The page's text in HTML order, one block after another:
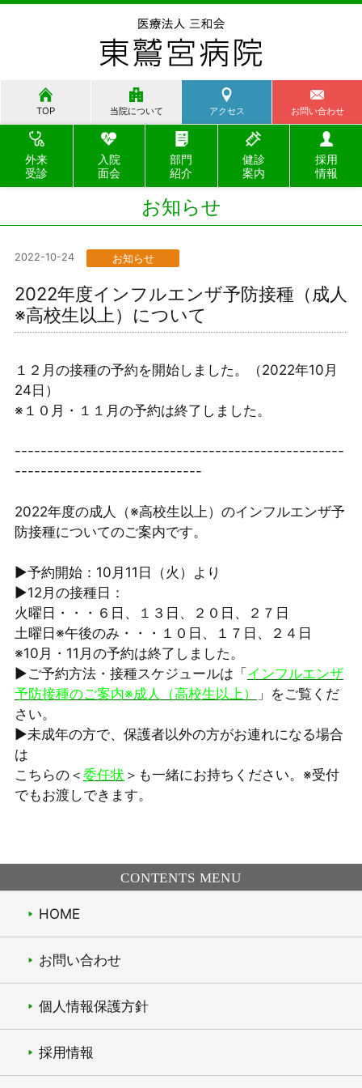
TOP 当院について アクセス お問い合わせ
外来
受診
入院
面会
部門
紹介
健診
案内
採用
情報
お知らせ
2022-10-24 お知らせ
2022年度インフルエンザ予防接種（成人
※高校生以上）について
１２月の接種の予約を開始しました。（2022年10月
24日）
※１０月・１１月の予約は終了しました。
---------------------------------------------------
-----------------------------
2022年度の成人（※高校生以上）のインフルエンザ予
防接種についてのご案内です。
▶予約開始：10月11日（火）より
▶12月の接種日：
火曜日・・・６日、１３日、２０日、２７日
土曜日※午後のみ・・・１０日、１７日、２４日
※10月・11月の予約は終了しました。
▶ご予約方法・接種スケジュールは「 インフルエンザ
予防接種のご案内※成人（高校生以上）
」をご覧くだ
さい。
▶未成年の方で、保護者以外の方がお連れになる場合
は
こちらの＜ 委任状 ＞も一緒にお持ちください。※受付
でもお渡しできます。
CONTENTS MENU
HOME
お問い合わせ
個人情報保護方針
採用情報